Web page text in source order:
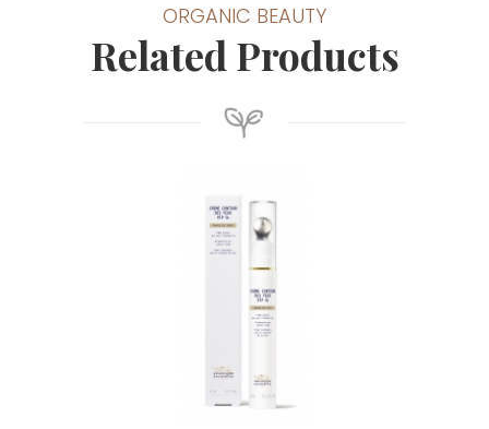
ORGANIC BEAUTY
Related Products